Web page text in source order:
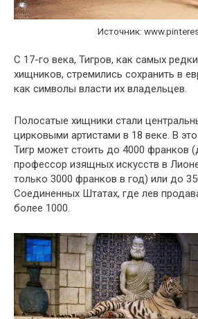
Источник:
С 17-го века, Тигров, как самых
хищников, стремились сохранить в
как символы власти их владельцев.
Полосатые хищники стали
цирковыми артистами в 18 веке. В
Тигр может стоить до 4000 франков
профессор изящных искусств в
только 3000 франков в год) или до
Соединенных Штатах, где лев
более 1000.